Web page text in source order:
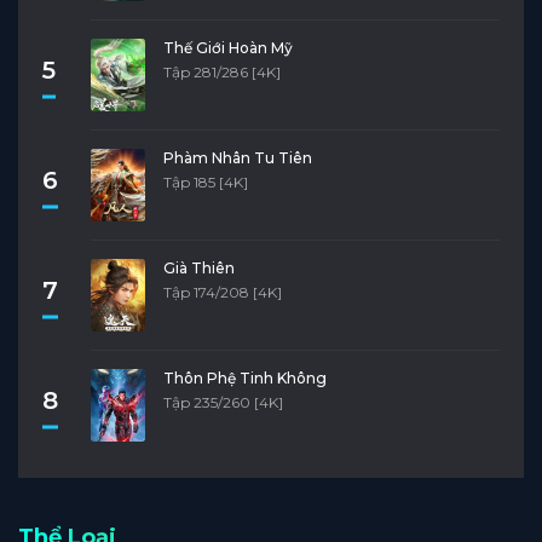
5
Thế Giới Hoàn Mỹ
Tập 281/286 [4K]
6
Phàm Nhân Tu Tiên
Tập 185 [4K]
7
Già Thiên
Tập 174/208 [4K]
8
Thôn Phệ Tinh Không
Tập 235/260 [4K]
Thể Loại